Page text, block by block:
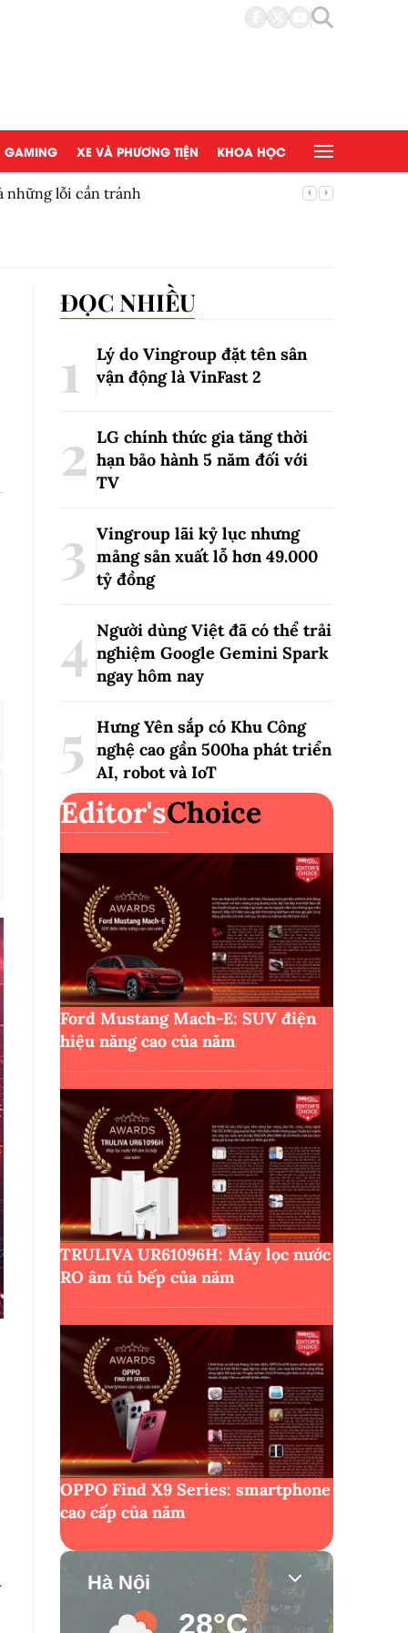
GAMING XE VÀ PHƯƠNG TIỆN KHOA HỌC
những lỗi cần tránh
ĐỌC NHIỀU
Lý do Vingroup đặt tên sân
vận động là VinFast2
LG chính thức gia tăng thời
hạn bảo hành 5 năm đối với
TV
Vingroup lãi kỷ lục nhưng
mảng sản xuất lỗ hơn 49.000
tỷ đồng
Người dùng Việt đã có thể trải
nghiệm Google Gemini Spark
ngay hôm nay
Hưng Yên sắp có Khu Công
nghệ cao gần 500ha phát triển
AI, robot và IoT
Editor'sChoice
Ford Mustang Mach-E: SUV điện
hiệu năng cao của năm
TRULIVA UR61096H: Máy lọc nước
RO âm tủ bếp của năm
OPPO Find X9 Series: smartphone
cao cấp của năm
Hà Nội
28°C